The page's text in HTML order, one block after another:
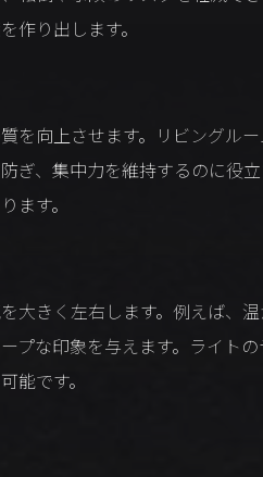
作り出します。
を向上させます。リビングル
ぎ、集中力を維持するのに役
ます。
大きく左右します。例えば、
プな印象を与えます。ライト
能です。